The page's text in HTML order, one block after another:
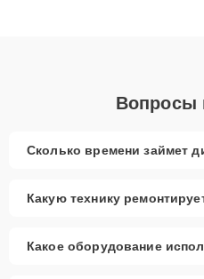
Вопросы
Сколько времени займет
Какую технику
Какое оборудование